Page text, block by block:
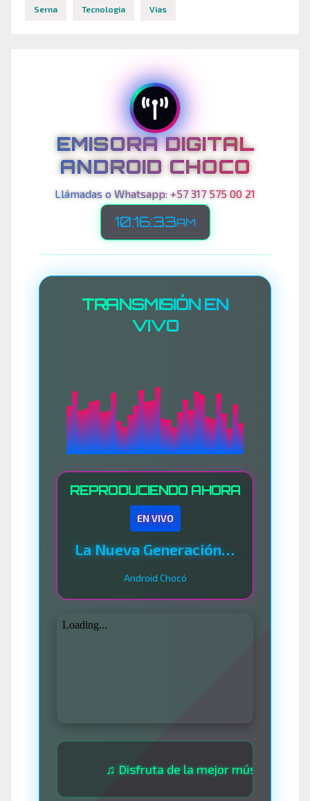
Serna Tecnologia Vias
EMISORA DIGITAL
ANDROID CHOCO
Llámadas o Whatsapp: +57 317 575 00 21
10:16:36AM
TRANSMISIÓN EN
VIVO
REPRODUCIENDO AHORA
EN VIVO
La Nueva Generación Del Sistema
Android Chocó
♫ Disfruta de la mejor música las 24 horas